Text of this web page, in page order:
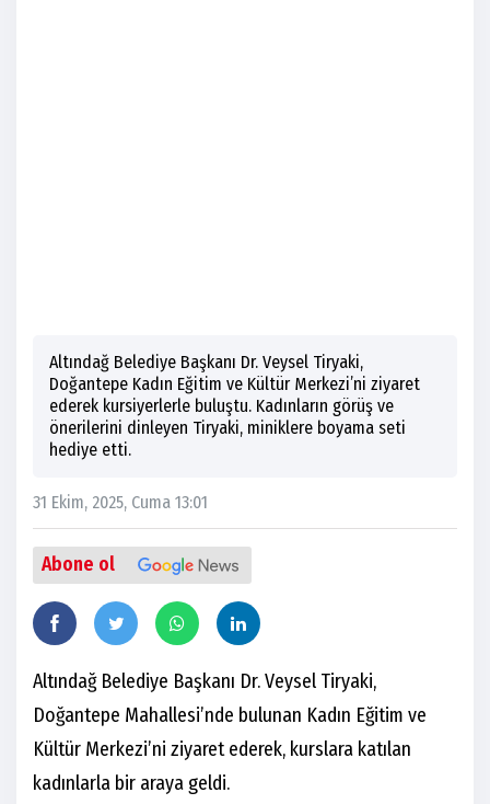
Altındağ Belediye Başkanı Dr. Veysel Tiryaki,
Doğantepe Kadın Eğitim ve Kültür Merkezi’ni ziyaret
ederek kursiyerlerle buluştu. Kadınların görüş ve
önerilerini dinleyen Tiryaki, miniklere boyama seti
hediye etti.
31 Ekim, 2025, Cuma 13:01
Abone ol
Altındağ Belediye Başkanı Dr. Veysel Tiryaki,
Doğantepe Mahallesi’nde bulunan Kadın Eğitim ve
Kültür Merkezi’ni ziyaret ederek, kurslara katılan
kadınlarla bir araya geldi.